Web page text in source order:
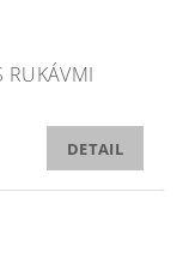
RUKÁVMI
DETAIL